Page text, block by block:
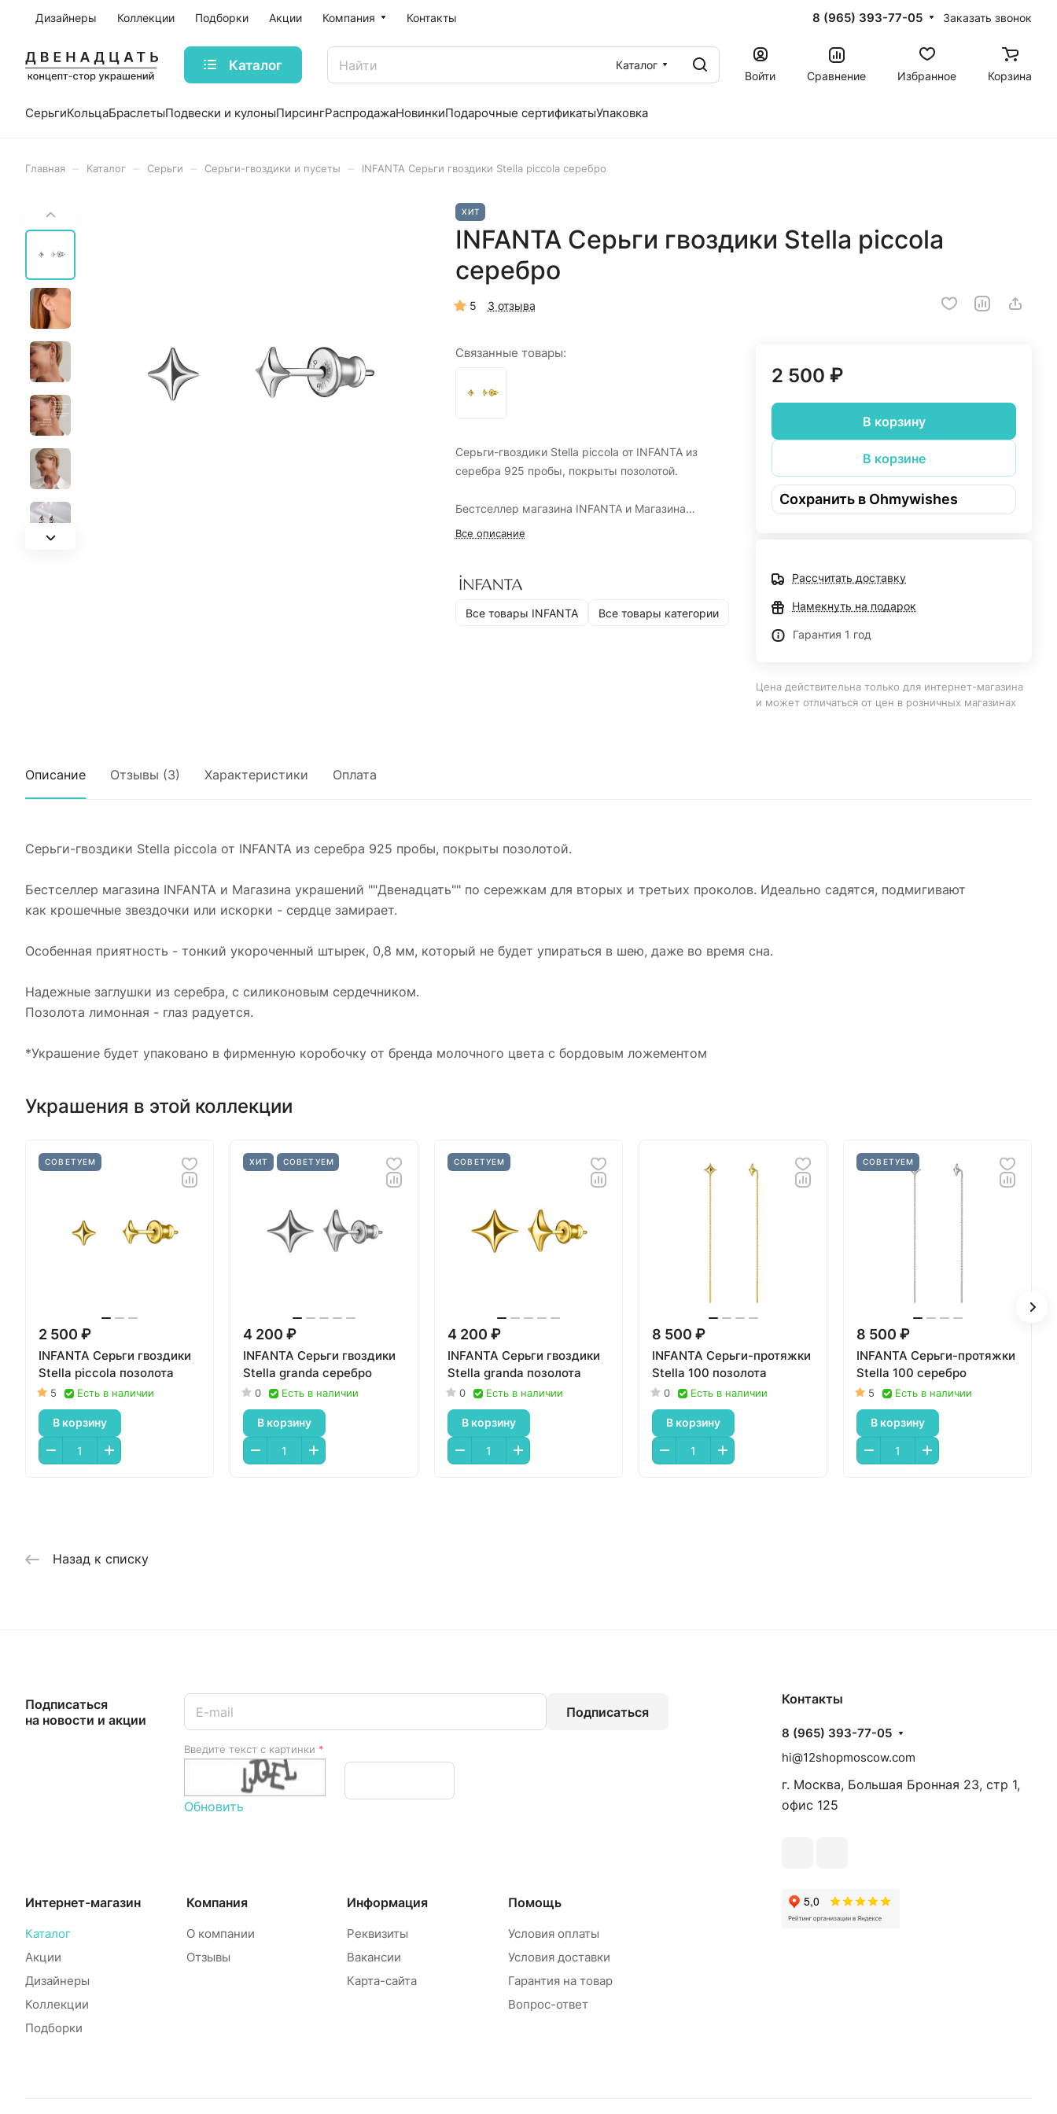
Дизайнеры Коллекции Подборки Акции Компания Контакты 8 (965) 393-77-05 Заказать звонок
Каталог
Каталог
Войти
Сравнение Избранное Корзина
СерьгиКольцаБраслетыПодвески и кулоныПирсингРаспродажаНовинкиПодарочные сертификатыУпаковка
Главная Каталог Серьги Серьги-гвоздики и пусеты INFANTA Серьги гвоздики Stella piccola серебро
ХИТ
INFANTA Серьги гвоздики Stella piccola
серебро
5 3 отзыва
Связанные товары:
Серьги-гвоздики Stella piccola от INFANTA из
серебра 925 пробы, покрыты позолотой.
Бестселлер магазина INFANTA и Магазина
украшений ""Двенадцать"" по сережкам для
искорки - сердце замирает.
Особенная приятность - тонкий укороченный
Все описание
Все товары INFANTA Все товары категории
2 500 ₽
В корзину
В корзине
Сохранить в Ohmywishes
Рассчитать доставку
Намекнуть на подарок
Гарантия 1 год
Цена действительна только для интернет-магазина
и может отличаться от цен в розничных магазинах
Описание Отзывы (3) Характеристики Оплата
Серьги-гвоздики Stella piccola от INFANTA из серебра 925 пробы, покрыты позолотой.
Бестселлер магазина INFANTA и Магазина украшений ""Двенадцать"" по сережкам для вторых и третьих проколов. Идеально садятся, подмигивают
как крошечные звездочки или искорки - сердце замирает.
Особенная приятность - тонкий укороченный штырек, 0,8 мм, который не будет упираться в шею, даже во время сна.
Надежные заглушки из серебра, с силиконовым сердечником.
Позолота лимонная - глаз радуется.
*Украшение будет упаковано в фирменную коробочку от бренда молочного цвета с бордовым ложементом
Украшения в этой коллекции
СОВЕТУЕМ
2 500 ₽
INFANTA Серьги гвоздики
Stella piccola позолота
5 Есть в наличии
В корзину
ХИТ СОВЕТУЕМ
4 200 ₽
INFANTA Серьги гвоздики
Stella granda серебро
0 Есть в наличии
В корзину
СОВЕТУЕМ
4 200 ₽
INFANTA Серьги гвоздики
Stella granda позолота
0 Есть в наличии
В корзину
8 500 ₽
INFANTA Серьги-протяжки
Stella 100 позолота
0 Есть в наличии
В корзину
СОВЕТУЕМ
8 500 ₽
INFANTA Серьги-протяжки
Stella 100 серебро
5 Есть в наличии
В корзину
Назад к списку
Подписаться
на новости и акции
Подписаться
Введите текст с картинки *
Обновить
Интернет-магазин
Каталог
Акции
Дизайнеры
Коллекции
Подборки
Компания
О компании
Отзывы
Информация
Реквизиты
Вакансии
Карта-сайта
Помощь
Условия оплаты
Условия доставки
Гарантия на товар
Вопрос-ответ
Контакты
8 (965) 393-77-05
hi@12shopmoscow.com
г. Москва, Большая Бронная 23, стр 1,
офис 125